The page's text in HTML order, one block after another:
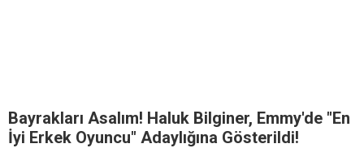
Bayrakları Asalım! Haluk Bilginer, Emmy'de "En
İyi Erkek Oyuncu" Adaylığına Gösterildi!